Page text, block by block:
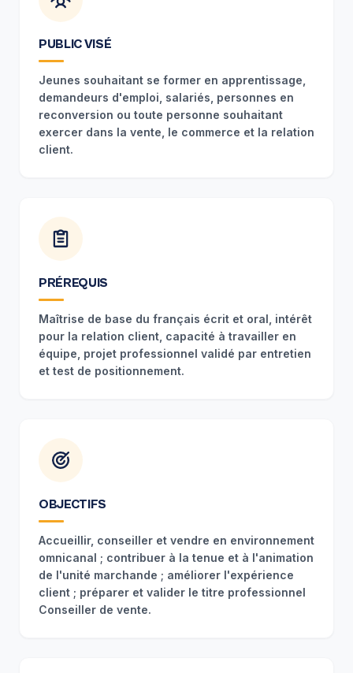
PUBLIC VISÉ
Jeunes souhaitant se former en apprentissage,
demandeurs d'emploi, salariés, personnes en
reconversion ou toute personne souhaitant
exercer dans la vente, le commerce et la relation
client.
PRÉREQUIS
Maîtrise de base du français écrit et oral, intérêt
pour la relation client, capacité à travailler en
équipe, projet professionnel validé par entretien
et test de positionnement.
OBJECTIFS
Accueillir, conseiller et vendre en environnement
omnicanal ; contribuer à la tenue et à l'animation
de l'unité marchande ; améliorer l'expérience
client ; préparer et valider le titre professionnel
Conseiller de vente.